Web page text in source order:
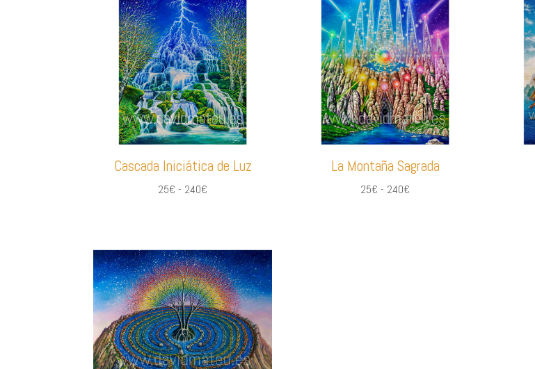
Cascada Iniciática de Luz
25€ - 240€
25€
hasta
240€
La Montaña Sagrada
25€ - 240€